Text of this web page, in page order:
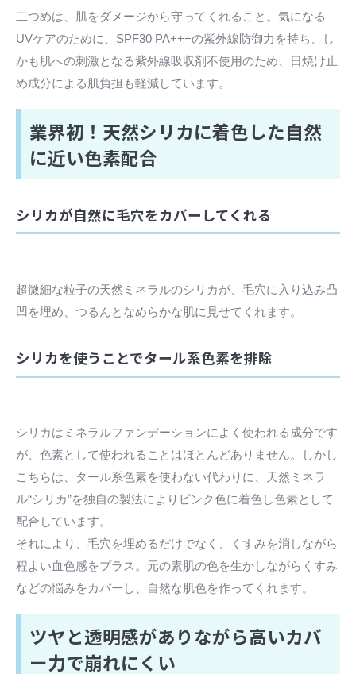
二つめは、肌をダメージから守ってくれること。気になる
UVケアのために、SPF30 PA+++の紫外線防御力を持ち、し
かも肌への刺激となる紫外線吸収剤不使用のため、日焼け止
め成分による肌負担も軽減しています。
業界初！天然シリカに着色した自然
に近い色素配合
シリカが自然に毛穴をカバーしてくれる
超微細な粒子の天然ミネラルのシリカが、毛穴に入り込み凸
凹を埋め、つるんとなめらかな肌に見せてくれます。
シリカを使うことでタール系色素を排除
シリカはミネラルファンデーションによく使われる成分です
が、色素として使われることはほとんどありません。しかし
こちらは、タール系色素を使わない代わりに、天然ミネラ
ル“シリカ”を独自の製法によりピンク色に着色し色素として
配合しています。
それにより、毛穴を埋めるだけでなく、くすみを消しながら
程よい血色感をプラス。元の素肌の色を生かしながらくすみ
などの悩みをカバーし、自然な肌色を作ってくれます。
ツヤと透明感がありながら高いカバ
ー力で崩れにくい